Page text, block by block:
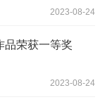
2023-08-24
品荣获一等奖
2023-08-24